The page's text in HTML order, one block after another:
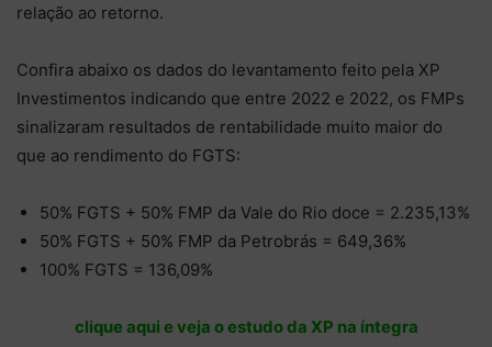
relação ao retorno.
Confira abaixo os dados do levantamento feito pela XP
Investimentos indicando que entre 2022 e 2022, os FMPs
sinalizaram resultados de rentabilidade muito maior do
que ao rendimento do FGTS:
50% FGTS + 50% FMP da Vale do Rio doce = 2.235,13%
50% FGTS + 50% FMP da Petrobrás = 649,36%
100% FGTS = 136,09%
clique aqui e veja o estudo da XP na íntegra